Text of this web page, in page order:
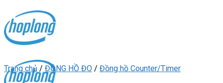
content
Trang chủ / ĐỒNG HỒ ĐO / Đồng hồ Counter/Timer